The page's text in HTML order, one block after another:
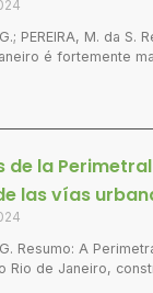
PEREIRA, M. da S.
é fortemente
de la
las vías
Resumo: A
Rio de Janeiro,